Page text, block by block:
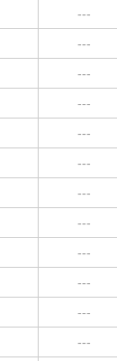
---
---
---
---
---
---
---
---
---
---
---
---